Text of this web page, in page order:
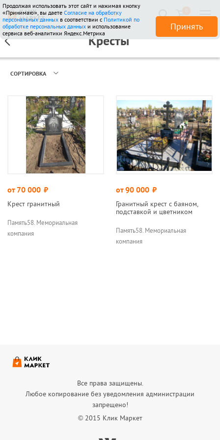
510 отзывов
Продолжая использовать этот сайт и нажимая кнопку
«Принимаю», вы даете Согласие на обработку
персональных данных в соответствии с Политикой по
обработке персональных данных и использование
сервиса веб-аналитики Яндекс.Метрика
Принять
Кресты
СОРТИРОВКА
от 70 000 руб.
Крест гранитный
Память58. Мемориальная
компания
от 90 000 руб.
Гранитный крест с баяном,
подставкой и цветником
Память58. Мемориальная
компания
Все права защищены.
Любое копирование без уведомления администрации
запрещено!
© 2015 Клик Маркет
Вконтакте